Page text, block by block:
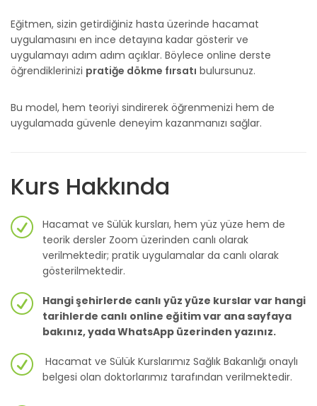
Eğitmen, sizin getirdiğiniz hasta üzerinde hacamat
uygulamasını en ince detayına kadar gösterir ve
uygulamayı adım adım açıklar. Böylece online derste
öğrendiklerinizi pratiğe dökme fırsatı bulursunuz.
Bu model, hem teoriyi sindirerek öğrenmenizi hem de
uygulamada güvenle deneyim kazanmanızı sağlar.
Kurs Hakkında
Hacamat ve Sülük kursları, hem yüz yüze hem de
teorik dersler Zoom üzerinden canlı olarak
verilmektedir; pratik uygulamalar da canlı olarak
gösterilmektedir.
Hangi şehirlerde canlı yüz yüze kurslar var hangi
tarihlerde canlı online eğitim var ana sayfaya
bakınız, yada WhatsApp üzerinden yazınız.
Hacamat ve Sülük Kurslarımız Sağlık Bakanlığı onaylı
belgesi olan doktorlarımız tarafından verilmektedir.